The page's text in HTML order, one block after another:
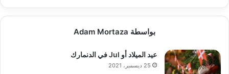
بواسطة Adam Mortaza
عيد الميلاد أو Jul في الدنمارك
25 ديسمبر، 2021